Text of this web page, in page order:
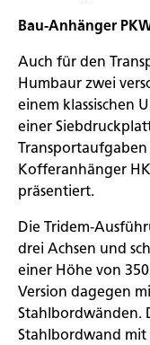
Bau-Anhänger
Auch für den
Humbaur zwei
einem klassischen
einer
Kofferanhänger
präsentiert.
Die Tridem-
drei Achsen und
einer Höhe von
Version dagegen
Stahlbordwänden.
Stahlbordwand mit